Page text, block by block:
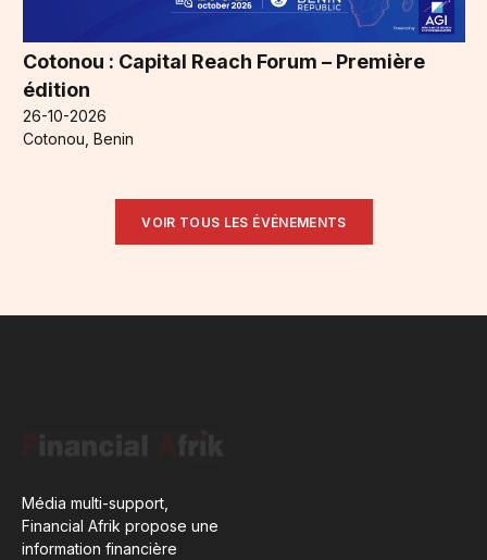
Cotonou : Capital Reach Forum – Première
édition
26-10-2026
Cotonou, Benin
VOIR TOUS LES ÉVÉNEMENTS
Média multi-support,
Financial Afrik propose une
information financière